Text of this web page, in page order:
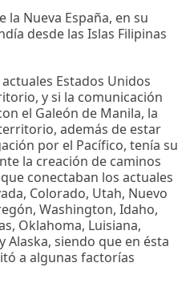
la Nueva España, en su
desde las Islas Filipinas
Estados Unidos
y si la comunicación
el Galeón de Manila, la
además de estar
por el Pacífico, tenía su
la creación de caminos
conectaban los actuales
Colorado, Utah, Nuevo
Washington, Idaho,
Oklahoma, Luisiana,
Alaska, siendo que en ésta
a algunas factorías